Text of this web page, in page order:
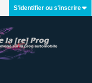
S'identifier ou s'inscrire